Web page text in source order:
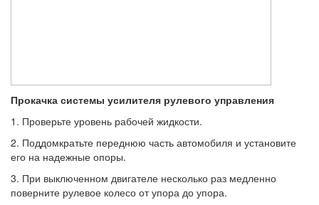
Прокачка системы усилителя рулевого управления
1. Проверьте уровень рабочей жидкости.
2. Поддомкратьте переднюю часть автомобиля и установите
его на надежные опоры.
3. При выключенном двигателе несколько раз медленно
поверните рулевое колесо от упора до упора.